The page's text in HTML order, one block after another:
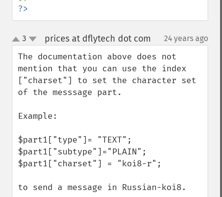
?>
up
down
3 prices at dflytech dot com 24 years ago
The documentation above does not
mention that you can use the index
["charset"] to set the character set
of the messsage part.
Example:
$part1["type"]= "TEXT";
$part1["subtype"]="PLAIN";
$part1["charset"] = "koi8-r";
to send a message in Russian-koi8.